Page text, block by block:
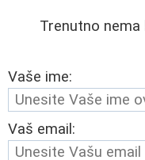
Trenutno
Vaše ime:
Vaš email: